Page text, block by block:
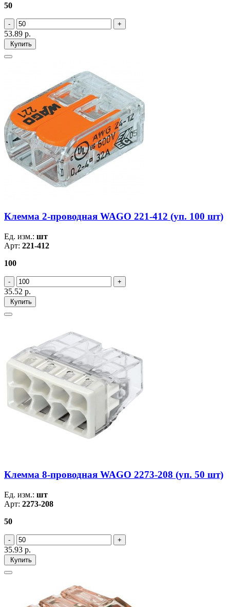
50
53.89 р.
Купить
Клемма 2-проводная WAGO 221-412 (уп. 100 шт)
Ед. изм.: шт
Арт: 221-412
100
35.52 р.
Купить
Клемма 8-проводная WAGO 2273-208 (уп. 50 шт)
Ед. изм.: шт
Арт: 2273-208
50
35.93 р.
Купить